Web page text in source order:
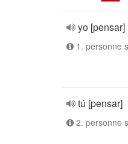
yo [pensar]
1. personne
tú [pensar]
2. personne